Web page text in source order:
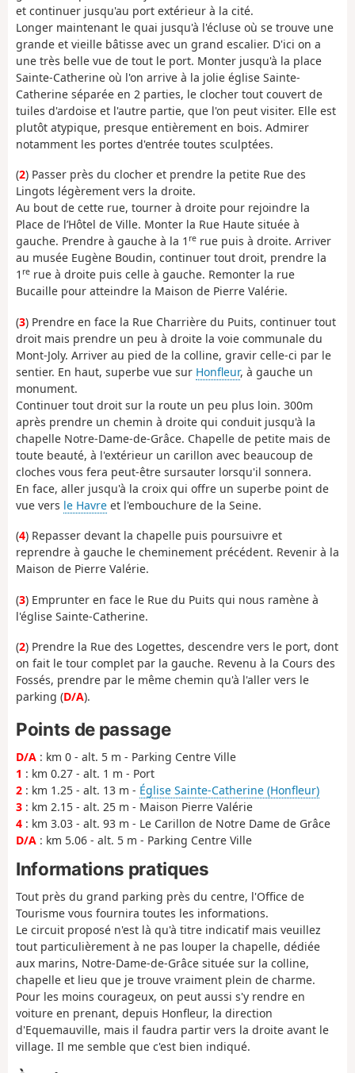
et continuer jusqu'au port extérieur à la cité.
Longer maintenant le quai jusqu'à l'écluse où se trouve une
grande et vieille bâtisse avec un grand escalier. D'ici on a
une très belle vue de tout le port. Monter jusqu'à la place
Sainte-Catherine où l'on arrive à la jolie église Sainte-
Catherine séparée en 2 parties, le clocher tout couvert de
tuiles d'ardoise et l'autre partie, que l'on peut visiter. Elle est
plutôt atypique, presque entièrement en bois. Admirer
notamment les portes d'entrée toutes sculptées.
(2) Passer près du clocher et prendre la petite Rue des
Lingots légèrement vers la droite.
Au bout de cette rue, tourner à droite pour rejoindre la
Place de l’Hôtel de Ville. Monter la Rue Haute située à
gauche. Prendre à gauche à la 1 re rue puis à droite. Arriver
au musée Eugène Boudin, continuer tout droit, prendre la
1 re rue à droite puis celle à gauche. Remonter la rue
Bucaille pour atteindre la Maison de Pierre Valérie.
(3) Prendre en face la Rue Charrière du Puits, continuer tout
droit mais prendre un peu à droite la voie communale du
Mont-Joly. Arriver au pied de la colline, gravir celle-ci par le
sentier. En haut, superbe vue sur Honfleur, à gauche un
monument.
Continuer tout droit sur la route un peu plus loin. 300m
après prendre un chemin à droite qui conduit jusqu'à la
chapelle Notre-Dame-de-Grâce. Chapelle de petite mais de
toute beauté, à l'extérieur un carillon avec beaucoup de
cloches vous fera peut-être sursauter lorsqu'il sonnera.
En face, aller jusqu'à la croix qui offre un superbe point de
vue vers le Havre et l'embouchure de la Seine.
(4) Repasser devant la chapelle puis poursuivre et
reprendre à gauche le cheminement précédent. Revenir à la
Maison de Pierre Valérie.
(3) Emprunter en face le Rue du Puits qui nous ramène à
l'église Sainte-Catherine.
(2) Prendre la Rue des Logettes, descendre vers le port, dont
on fait le tour complet par la gauche. Revenu à la Cours des
Fossés, prendre par le même chemin qu'à l'aller vers le
parking (D/A).
Points de passage
D/A : km 0 - alt. 5 m - Parking Centre Ville
1 : km 0.27 - alt. 1 m - Port
2 : km 1.25 - alt. 13 m - Église Sainte-Catherine (Honfleur)
3 : km 2.15 - alt. 25 m - Maison Pierre Valérie
4 : km 3.03 - alt. 93 m - Le Carillon de Notre Dame de Grâce
D/A : km 5.06 - alt. 5 m - Parking Centre Ville
Informations pratiques
Tout près du grand parking près du centre, l'Office de
Tourisme vous fournira toutes les informations.
Le circuit proposé n'est là qu'à titre indicatif mais veuillez
tout particulièrement à ne pas louper la chapelle, dédiée
aux marins, Notre-Dame-de-Grâce située sur la colline,
chapelle et lieu que je trouve vraiment plein de charme.
Pour les moins courageux, on peut aussi s'y rendre en
voiture en prenant, depuis Honfleur, la direction
d'Equemauville, mais il faudra partir vers la droite avant le
village. Il me semble que c'est bien indiqué.